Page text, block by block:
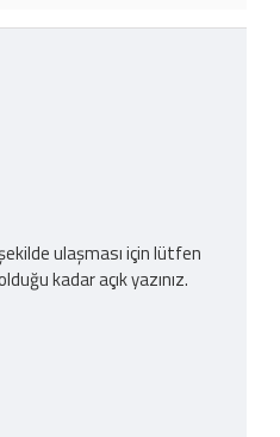
ulaşması için lütfen
kadar açık yazınız.